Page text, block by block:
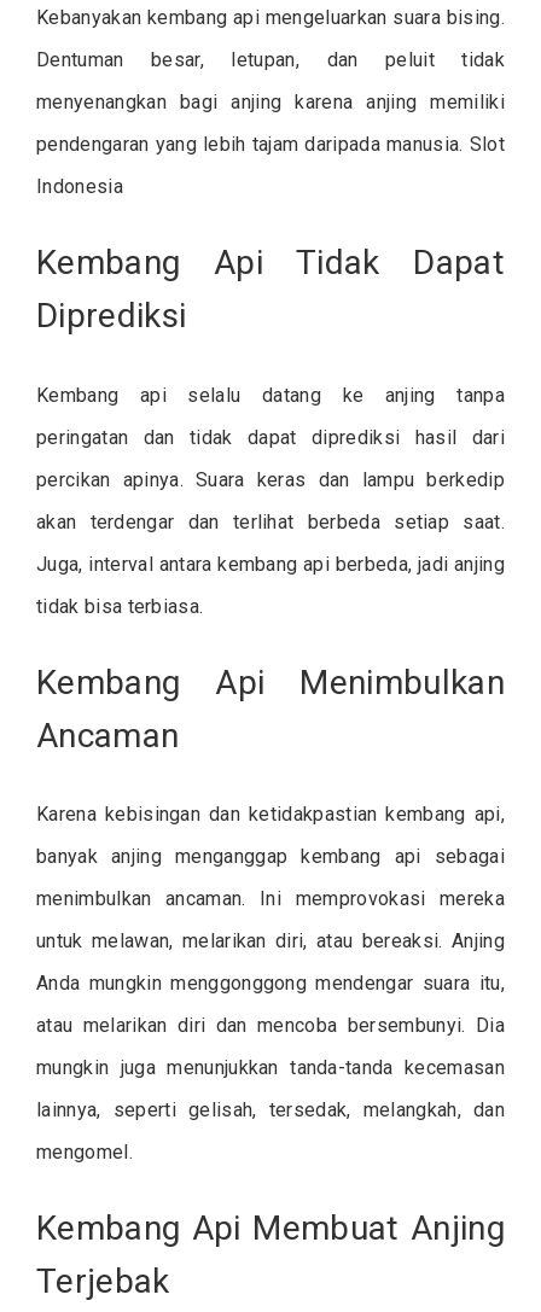
Kebanyakan kembang api mengeluarkan suara bising.
Dentuman besar, letupan, dan peluit tidak
menyenangkan bagi anjing karena anjing memiliki
pendengaran yang lebih tajam daripada manusia. Slot
Indonesia
Kembang Api Tidak Dapat
Diprediksi
Kembang api selalu datang ke anjing tanpa
peringatan dan tidak dapat diprediksi hasil dari
percikan apinya. Suara keras dan lampu berkedip
akan terdengar dan terlihat berbeda setiap saat.
Juga, interval antara kembang api berbeda, jadi anjing
tidak bisa terbiasa.
Kembang Api Menimbulkan
Ancaman
Karena kebisingan dan ketidakpastian kembang api,
banyak anjing menganggap kembang api sebagai
menimbulkan ancaman. Ini memprovokasi mereka
untuk melawan, melarikan diri, atau bereaksi. Anjing
Anda mungkin menggonggong mendengar suara itu,
atau melarikan diri dan mencoba bersembunyi. Dia
mungkin juga menunjukkan tanda-tanda kecemasan
lainnya, seperti gelisah, tersedak, melangkah, dan
mengomel.
Kembang Api Membuat Anjing
Terjebak